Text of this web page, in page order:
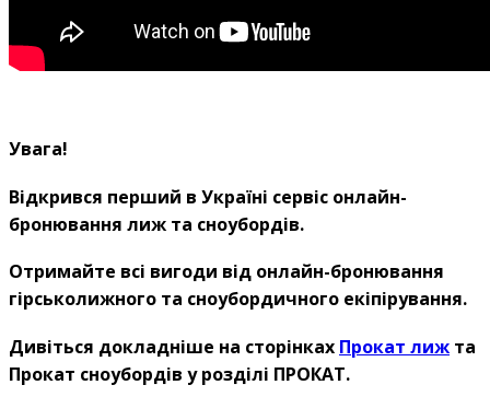
Увага!
Відкрився перший в Україні сервіс онлайн-
бронювання лиж та сноубордів.
Отримайте всі вигоди від онлайн-бронювання
гірськолижного та сноубордичного екіпірування.
Дивіться докладніше на сторінках Прокат лиж та
Прокат сноубордів у розділі ПРОКАТ.